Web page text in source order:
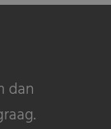
dan